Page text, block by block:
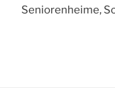
Seniorenheime,